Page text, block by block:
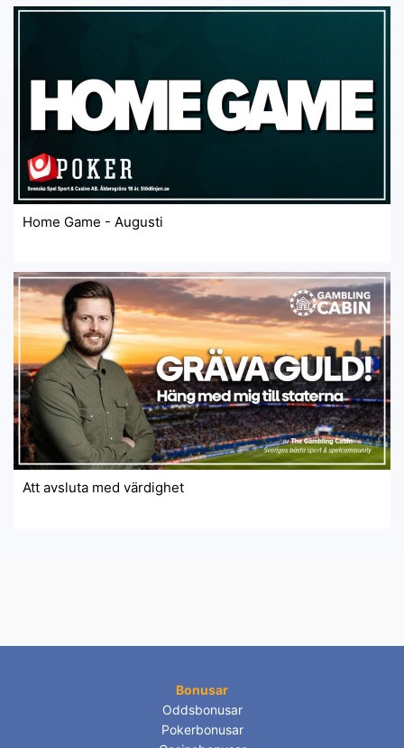
Home Game - Augusti
Att avsluta med värdighet
Bonusar
Oddsbonusar
Pokerbonusar